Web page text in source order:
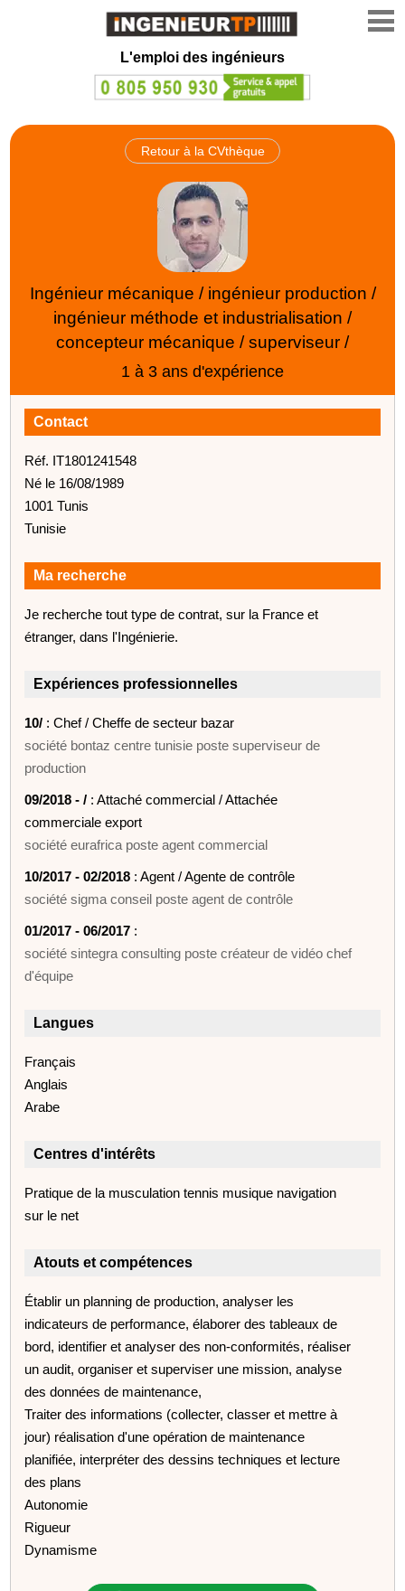
L'emploi des ingénieurs
Retour à la CVthèque
Ingénieur mécanique / ingénieur production /
ingénieur méthode et industrialisation /
concepteur mécanique / superviseur /
1 à 3 ans d'expérience
Contact
Réf. IT1801241548
Né le 16/08/1989
1001 Tunis
Tunisie
Ma recherche
Je recherche tout type de contrat, sur la France et
étranger, dans l'Ingénierie.
Expériences professionnelles
10/ : Chef / Cheffe de secteur bazar
société bontaz centre tunisie poste superviseur de
production
09/2018 - / : Attaché commercial / Attachée
commerciale export
société eurafrica poste agent commercial
10/2017 - 02/2018 : Agent / Agente de contrôle
société sigma conseil poste agent de contrôle
01/2017 - 06/2017 :
société sintegra consulting poste créateur de vidéo chef
d'équipe
Langues
Français
Anglais
Arabe
Centres d'intérêts
Pratique de la musculation tennis musique navigation
sur le net
Atouts et compétences
Établir un planning de production, analyser les
indicateurs de performance, élaborer des tableaux de
bord, identifier et analyser des non-conformités, réaliser
un audit, organiser et superviser une mission, analyse
des données de maintenance,
Traiter des informations (collecter, classer et mettre à
jour) réalisation d'une opération de maintenance
planifiée, interpréter des dessins techniques et lecture
des plans
Autonomie
Rigueur
Dynamisme